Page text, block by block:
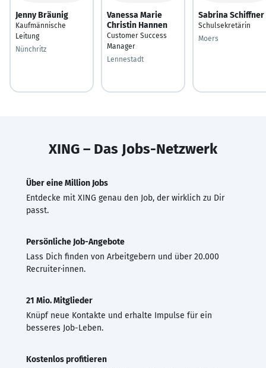
Jenny Bräunig
Kaufmännische
Leitung
Nünchritz
Vanessa Marie
Christin Hannen
Customer Success
Manager
Lennestadt
Sabrina Schiffner
Schulsekretärin
Moers
XING – Das Jobs-Netzwerk
Über eine Million Jobs
Entdecke mit XING genau den Job, der wirklich zu Dir
passt.
Persönliche Job-Angebote
Lass Dich finden von Arbeitgebern und über 20.000
Recruiter·innen.
21 Mio. Mitglieder
Knüpf neue Kontakte und erhalte Impulse für ein
besseres Job-Leben.
Kostenlos profitieren